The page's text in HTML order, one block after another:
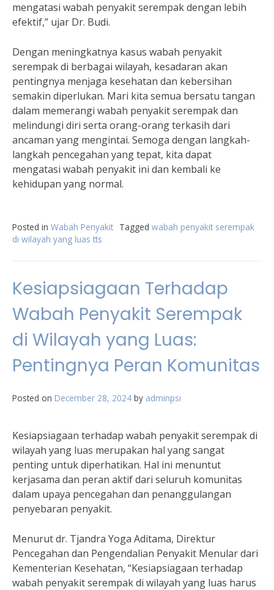
mengatasi wabah penyakit serempak dengan lebih
efektif,” ujar Dr. Budi.
Dengan meningkatnya kasus wabah penyakit
serempak di berbagai wilayah, kesadaran akan
pentingnya menjaga kesehatan dan kebersihan
semakin diperlukan. Mari kita semua bersatu tangan
dalam memerangi wabah penyakit serempak dan
melindungi diri serta orang-orang terkasih dari
ancaman yang mengintai. Semoga dengan langkah-
langkah pencegahan yang tepat, kita dapat
mengatasi wabah penyakit ini dan kembali ke
kehidupan yang normal.
Posted in Wabah Penyakit Tagged wabah penyakit serempak
di wilayah yang luas tts
Kesiapsiagaan Terhadap
Wabah Penyakit Serempak
di Wilayah yang Luas:
Pentingnya Peran Komunitas
Posted on December 28, 2024 by adminpsi
Kesiapsiagaan terhadap wabah penyakit serempak di
wilayah yang luas merupakan hal yang sangat
penting untuk diperhatikan. Hal ini menuntut
kerjasama dan peran aktif dari seluruh komunitas
dalam upaya pencegahan dan penanggulangan
penyebaran penyakit.
Menurut dr. Tjandra Yoga Aditama, Direktur
Pencegahan dan Pengendalian Penyakit Menular dari
Kementerian Kesehatan, “Kesiapsiagaan terhadap
wabah penyakit serempak di wilayah yang luas harus